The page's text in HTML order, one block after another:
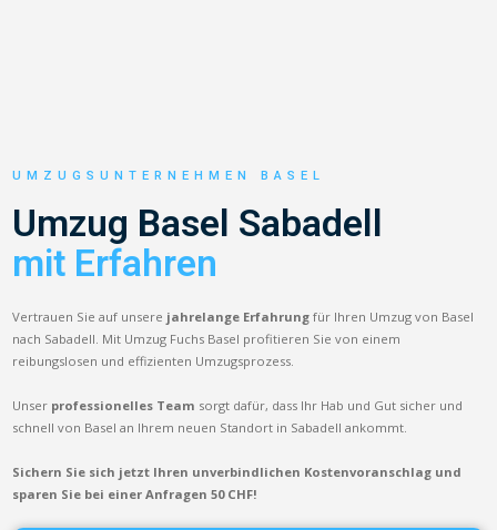
UMZUGSUNTERNEHMEN BASEL
Umzug Basel Sabadell
mit Erfahren
Vertrauen Sie auf unsere jahrelange Erfahrung für Ihren Umzug von Basel
nach Sabadell. Mit Umzug Fuchs Basel profitieren Sie von einem
reibungslosen und effizienten Umzugsprozess.
Unser professionelles Team sorgt dafür, dass Ihr Hab und Gut sicher und
schnell von Basel an Ihrem neuen Standort in Sabadell ankommt.
Sichern Sie sich jetzt Ihren unverbindlichen Kostenvoranschlag und
sparen Sie bei einer Anfragen 50 CHF!